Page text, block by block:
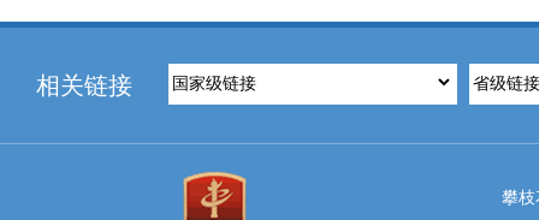
相关链接
攀枝